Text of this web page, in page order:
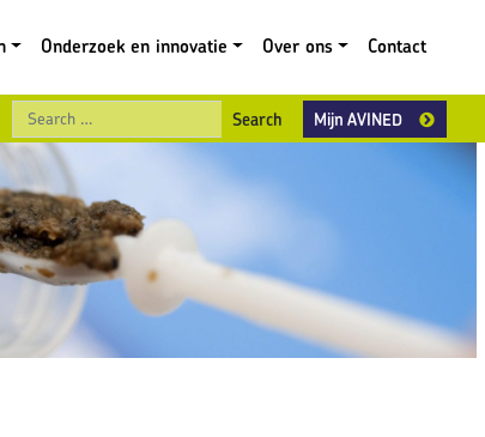
Onderzoek en innovatie Over ons Contact
Search
Mijn AVINED